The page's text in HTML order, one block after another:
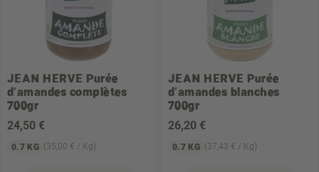
JEAN HERVE Purée
d'amandes complètes
700gr
24,50 €
0.7 KG (35,00 € / Kg)
JEAN HERVE Purée
d'amandes blanches
700gr
26,20 €
0.7 KG (37,43 € / Kg)